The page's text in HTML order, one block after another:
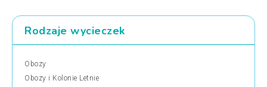
Rodzaje wycieczek
Obozy
Obozy i Kolonie Letnie